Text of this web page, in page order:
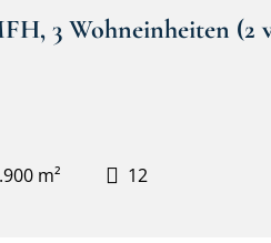
3 Wohneinheiten (2
m² 12